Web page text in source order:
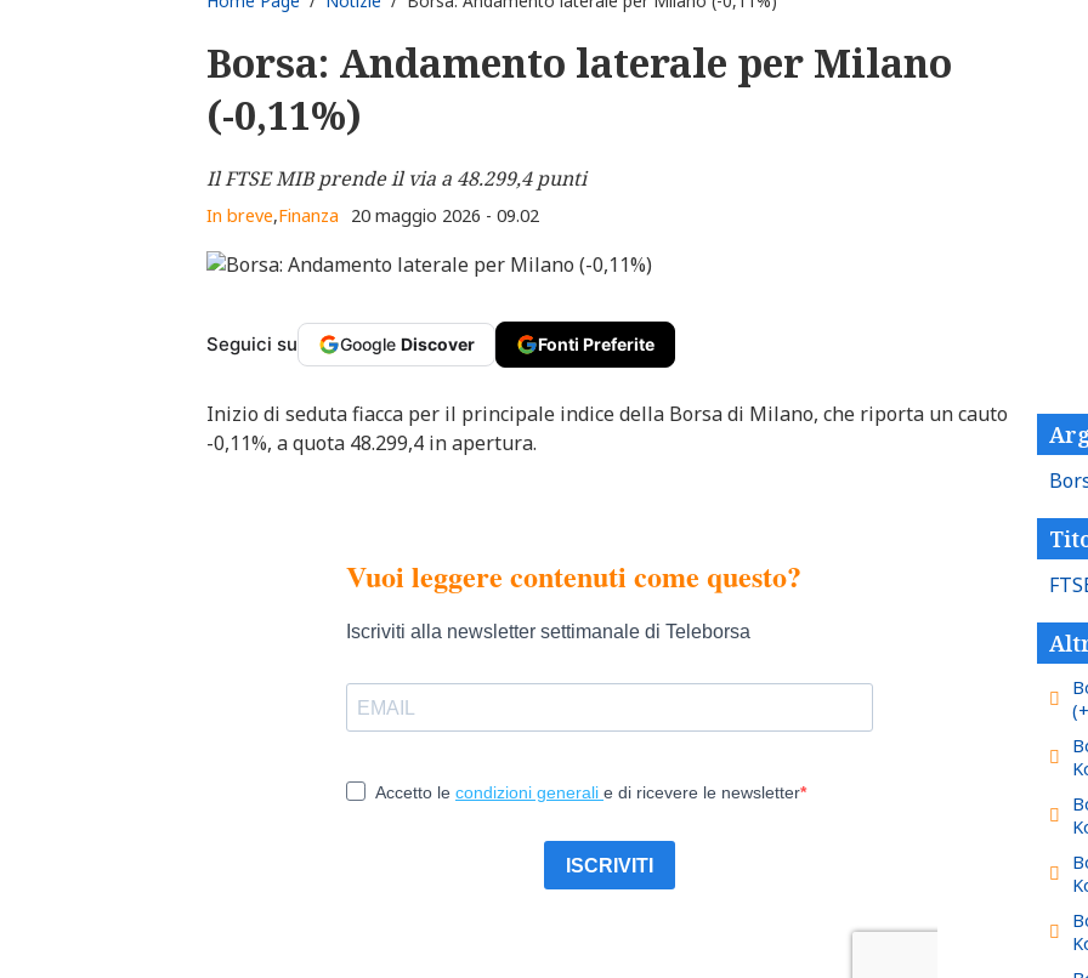
Borsa: Andamento laterale per Milano
(-0,11%)
Il FTSE MIB prende il via a 48.299,4 punti
In breve,Finanza 20 maggio 2026 - 09.02
Seguici su Google Discover Fonti Preferite
Inizio di seduta fiacca per il principale indice della Borsa di Milano, che riporta un cauto
-0,11%, a quota 48.299,4 in apertura.